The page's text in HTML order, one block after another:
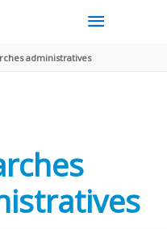
MENU
PRINCIPAL
administratives